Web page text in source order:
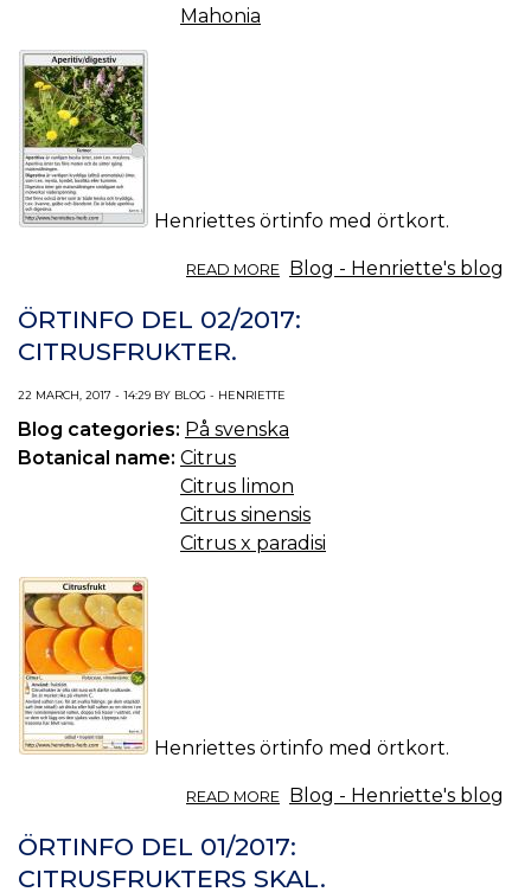
Mahonia
Henriettes örtinfo med örtkort.
READ MORE ABOUT
DEL
03/2017:
DIGESTIVA.
Blog - Henriette's blog
ÖRTINFO DEL 02/2017:
CITRUSFRUKTER.
22 MARCH, 2017 - 14:29 BY BLOG - HENRIETTE
Blog categories: På svenska
Botanical name: Citrus
Citrus limon
Citrus sinensis
Citrus x paradisi
Henriettes örtinfo med örtkort.
READ MORE ABOUT
DEL
02/2017:
CITRUSFRUKTER.
Blog - Henriette's blog
ÖRTINFO DEL 01/2017:
CITRUSFRUKTERS SKAL.